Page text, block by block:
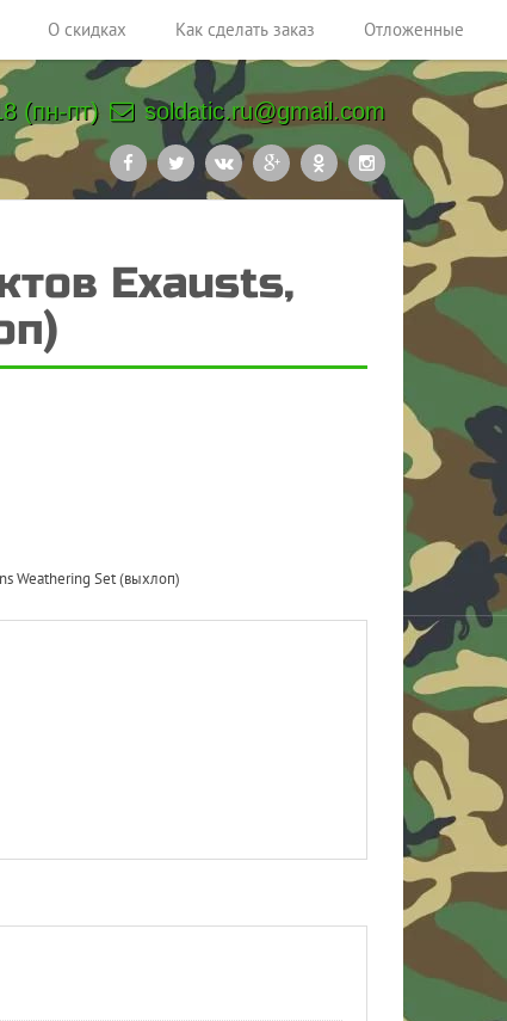
О скидках Как сделать заказ Отложенные
(пн-пт) soldatic.ru@gmail.com
Exausts,
Weathering Set (выхлоп)